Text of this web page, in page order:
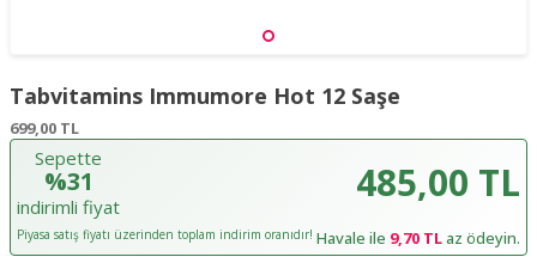
Tabvitamins Immumore Hot 12 Saşe
699,00 TL
Sepette
%31
indirimli fiyat
485,00 TL
Piyasa satış fiyatı üzerinden toplam indirim oranıdır! Havale ile 9,70 TLaz ödeyin.